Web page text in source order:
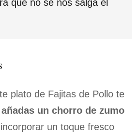
que no se nos salga el
plato de Fajitas de Pollo te
añadas un chorro de zumo
un toque fresco